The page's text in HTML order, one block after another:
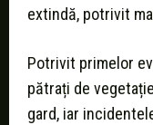
extindă, potrivit
Potrivit primelor
pătrați de
gard, iar